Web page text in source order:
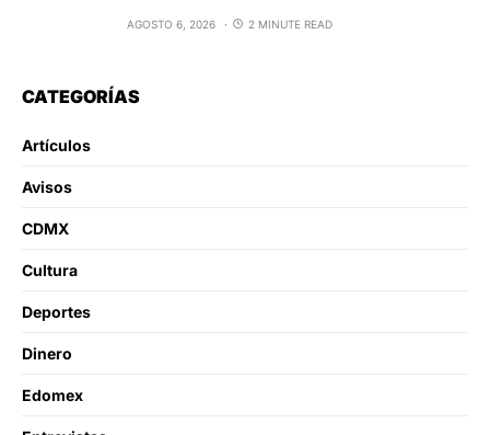
AGOSTO 6, 2026 2 MINUTE READ
CATEGORÍAS
Artículos
Avisos
CDMX
Cultura
Deportes
Dinero
Edomex